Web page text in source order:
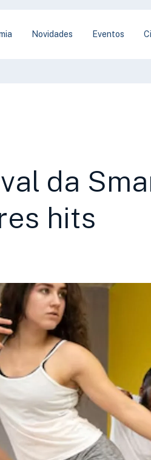
Novidades Eventos
da
hits